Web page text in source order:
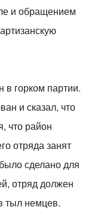
и обращением
горком партии.
и сказал, что
что район
отряда занят
сделано для
отряд должен
тыл немцев.